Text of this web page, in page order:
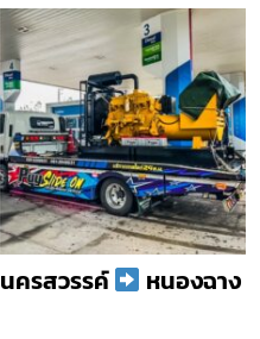
นครสวรรค์ หนองฉาง